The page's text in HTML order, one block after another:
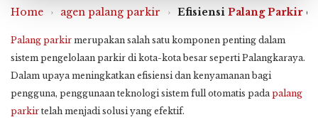
Home › agen palang parkir › Efisiensi Palang Parkir
Palang parkir merupakan salah satu komponen penting dalam
sistem pengelolaan parkir di kota-kota besar seperti Palangkaraya.
Dalam upaya meningkatkan efisiensi dan kenyamanan bagi
pengguna, penggunaan teknologi sistem full otomatis padapalang
parkir telah menjadi solusi yang efektif.